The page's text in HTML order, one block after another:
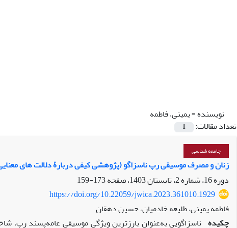
نویسنده =یمینی، فاطمه
تعداد مقالات:
1
جامعه شناسی
زنان و مصرف موسیقی رپ ناسزاگو (پژوهشی کیفی دربارۀ دلالت های
دوره 16، شماره 2، تابستان 1403، صفحه
173-159
https://doi.org/10.22059/jwica.2023.361010.1929
فاطمه یمینی، طلیعه خادمیان، حسین دهقان
چکیده ناسزاگویی به‌عنوان بارزترین ویژگی موسیقی عامه‌پسند رپ،